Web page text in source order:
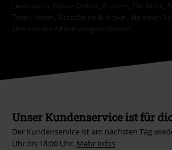
Lindemann, Böhse Onkelz, Broilers, Die Ärzte,
Toten Hosen, Gutscheine & Artikel, die einen
sind von der Aktion ausgeschlossen.
Unser Kundenservice ist für
Der Kundenservice ist am nächsten Tag
Uhr bis 18:00 Uhr. Mehr Infos